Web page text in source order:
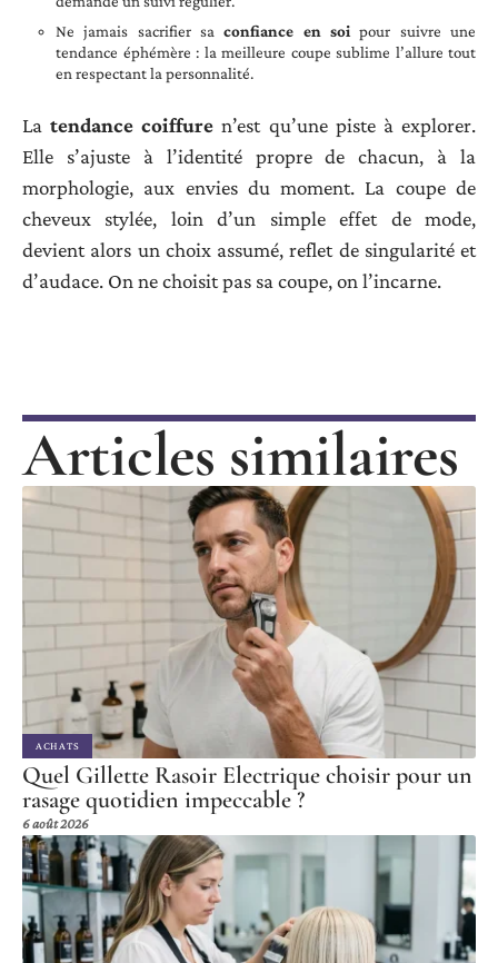
Ne jamais sacrifier saconfiance en soipour suivre une
tendance éphémère : la meilleure coupe sublime l’allure tout
en respectant la personnalité.
Latendance coiffure n’est qu’une piste à explorer.
Elle s’ajuste à l’identité propre de chacun, à la
morphologie, aux envies du moment. La coupe de
cheveux stylée, loin d’un simple effet de mode,
devient alors un choix assumé, reflet de singularité et
d’audace. On ne choisit pas sa coupe, on l’incarne.
Articles similaires
ACHATS
Quel Gillette Rasoir Electrique choisir pour un
rasage quotidien impeccable ?
6 août 2026